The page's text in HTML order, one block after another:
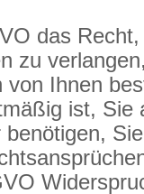
das
zu
Ihnen
ist, Sie